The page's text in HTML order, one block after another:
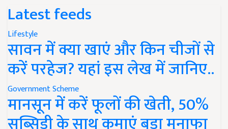
Latest feeds
Lifestyle
सावन में क्या खाएं और किन चीजों से
करें परहेज? यहां इस लेख में जानिए..
Government Scheme
मानसून में करें फूलों की खेती, 50%